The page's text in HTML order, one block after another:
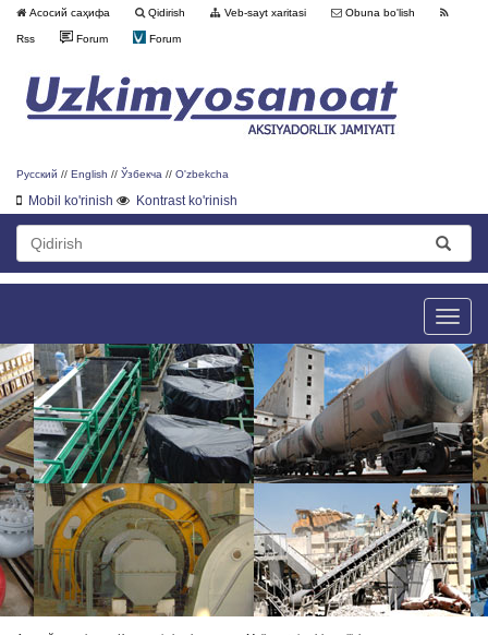
Асосий саҳифа Qidirish Veb-sayt xaritasi Obuna bo'lish
Rss Forum Forum
Русский // English // Ўзбекча // O'zbekcha
Mobil ko'rinish Kontrast ko'rinish
Toggle